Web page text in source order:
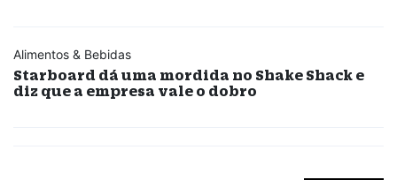
Alimentos & Bebidas
Starboard dá uma mordida no Shake Shack e
diz que a empresa vale o dobro